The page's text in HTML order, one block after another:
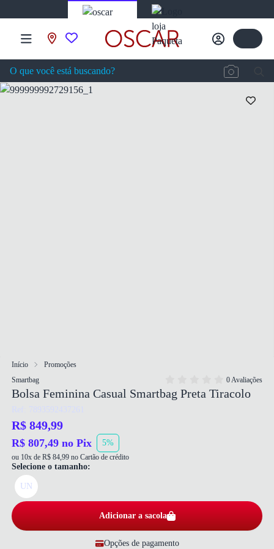
Início
Promoções
Smartbag
0 Avaliações
Bolsa Feminina Casual Smartbag Preta Tiracolo
Ref: 7893592437261
R$ 849,99
R$ 807,49 no Pix 5%
ou 10x de R$ 84,99 no Cartão de crédito
Selecione o tamanho:
UN
Adicionar a sacola
Opções de pagamento